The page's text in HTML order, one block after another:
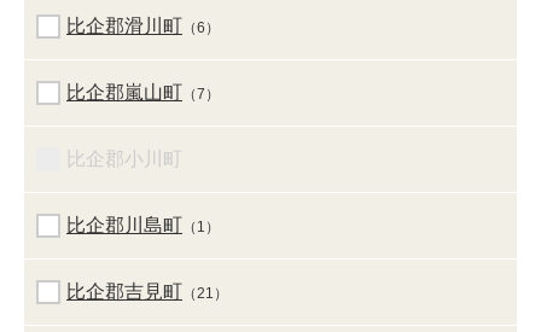
比企郡滑川町 （6）
比企郡嵐山町 （7）
比企郡小川町
比企郡川島町 （1）
比企郡吉見町 （21）